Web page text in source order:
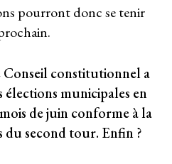
pourront donc se tenir
Conseil constitutionnel a
élections municipales en
de juin conforme à la
second tour. Enfin ?